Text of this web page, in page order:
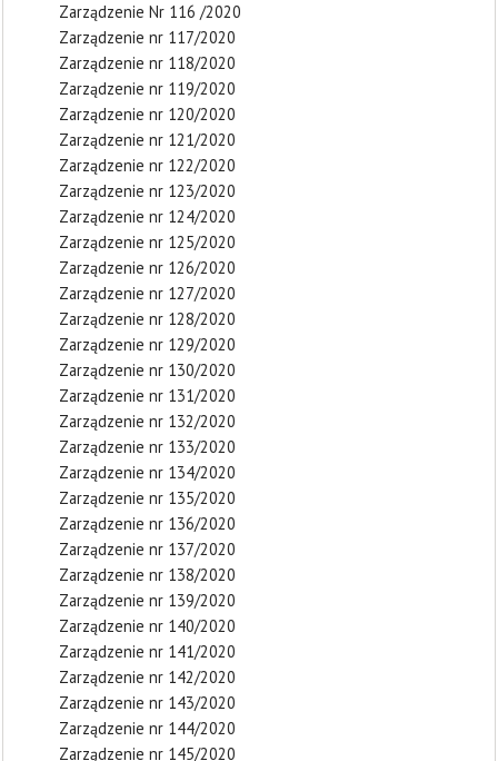
Zarządzenie Nr 116 /2020
Zarządzenie nr 117/2020
Zarządzenie nr 118/2020
Zarządzenie nr 119/2020
Zarządzenie nr 120/2020
Zarządzenie nr 121/2020
Zarządzenie nr 122/2020
Zarządzenie nr 123/2020
Zarządzenie nr 124/2020
Zarządzenie nr 125/2020
Zarządzenie nr 126/2020
Zarządzenie nr 127/2020
Zarządzenie nr 128/2020
Zarządzenie nr 129/2020
Zarządzenie nr 130/2020
Zarządzenie nr 131/2020
Zarządzenie nr 132/2020
Zarządzenie nr 133/2020
Zarządzenie nr 134/2020
Zarządzenie nr 135/2020
Zarządzenie nr 136/2020
Zarządzenie nr 137/2020
Zarządzenie nr 138/2020
Zarządzenie nr 139/2020
Zarządzenie nr 140/2020
Zarządzenie nr 141/2020
Zarządzenie nr 142/2020
Zarządzenie nr 143/2020
Zarządzenie nr 144/2020
Zarządzenie nr 145/2020